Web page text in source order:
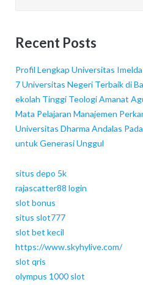
Recent Posts
Profil Lengkap Universitas
7 Universitas Negeri Terbaik di
ekolah Tinggi Teologi Amanat
Mata Pelajaran Manajemen
Universitas Dharma Andalas
untuk Generasi Unggul
situs depo 5k
rajascatter88 login
slot bonus
situs slot777
slot bet kecil
https://www.skyhylive.com/
slot qris
olympus 1000 slot